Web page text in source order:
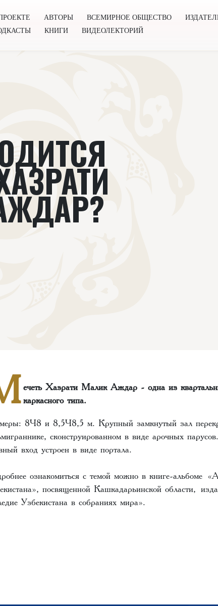
АВТОРЫ ВСЕМИРНОЕ ОБЩЕСТВО
КНИГИ ВИДЕОЛЕКТОРИЙ
ечеть Хазрати Малик Аждар - одна из
каркасного типа.
8×8 и 8,5×8,5 м. Крупный замкнутый зал
сконструированном в виде арочных
вход устроен в виде портала.
ознакомиться с темой можно в книге-альбоме
посвященной Кашкадарьинской области,
Узбекистана в собраниях мира».‌‌